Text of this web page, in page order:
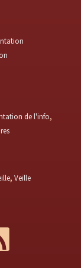
de l'info
Veille